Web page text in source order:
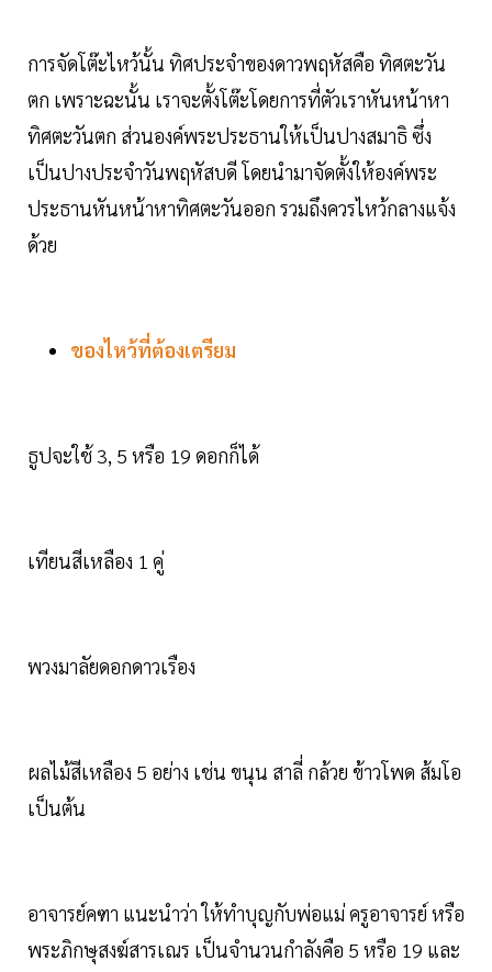
การจัดโต๊ะไหว้นั้น ทิศประจำของดาวพฤหัสคือ ทิศตะวัน
ตก เพราะฉะนั้น เราจะตั้งโต๊ะโดยการที่ตัวเราหันหน้าหา
ทิศตะวันตก ส่วนองค์พระประธานให้เป็นปางสมาธิ ซึ่ง
เป็นปางประจำวันพฤหัสบดี โดยนำมาจัดตั้งให้องค์พระ
ประธานหันหน้าหาทิศตะวันออก รวมถึงควรไหว้กลางแจ้ง
ด้วย
ของไหว้ที่ต้องเตรียม
ธูปจะใช้ 3, 5 หรือ 19 ดอกก็ได้
เทียนสีเหลือง 1 คู่
พวงมาลัยดอกดาวเรือง
ผลไม้สีเหลือง 5 อย่าง เช่น ขนุน สาลี่ กล้วย ข้าวโพด ส้มโอ
เป็นต้น
อาจารย์คฑา แนะนำว่า ให้ทำบุญกับพ่อแม่ ครูอาจารย์ หรือ
พระภิกษุสงฆ์สารเณร เป็นจำนวนกำลังคือ 5 หรือ 19 และ